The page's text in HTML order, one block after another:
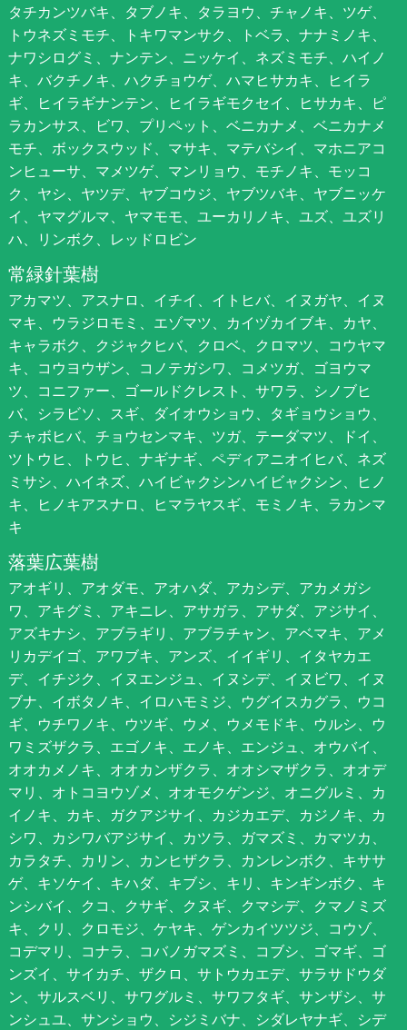
タチカンツバキ、タブノキ、タラヨウ、チャノキ、ツゲ、
トウネズミモチ、トキワマンサク、トベラ、ナナミノキ、
ナワシログミ、ナンテン、ニッケイ、ネズミモチ、ハイノ
キ、バクチノキ、ハクチョウゲ、ハマヒサカキ、ヒイラ
ギ、ヒイラギナンテン、ヒイラギモクセイ、ヒサカキ、ピ
ラカンサス、ビワ、プリペット、ベニカナメ、ベニカナメ
モチ、ボックスウッド、マサキ、マテバシイ、マホニアコ
ンヒューサ、マメツゲ、マンリョウ、モチノキ、モッコ
ク、ヤシ、ヤツデ、ヤブコウジ、ヤブツバキ、ヤブニッケ
イ、ヤマグルマ、ヤマモモ、ユーカリノキ、ユズ、ユズリ
ハ、リンボク、レッドロビン
常緑針葉樹
アカマツ、アスナロ、イチイ、イトヒバ、イヌガヤ、イヌ
マキ、ウラジロモミ、エゾマツ、カイヅカイブキ、カヤ、
キャラボク、クジャクヒバ、クロベ、クロマツ、コウヤマ
キ、コウヨウザン、コノテガシワ、コメツガ、ゴヨウマ
ツ、コニファー、ゴールドクレスト、サワラ、シノブヒ
バ、シラビソ、スギ、ダイオウショウ、タギョウショウ、
チャボヒバ、チョウセンマキ、ツガ、テーダマツ、ドイ、
ツトウヒ、トウヒ、ナギナギ、ペディアニオイヒバ、ネズ
ミサシ、ハイネズ、ハイビャクシンハイビャクシン、ヒノ
キ、ヒノキアスナロ、ヒマラヤスギ、モミノキ、ラカンマ
キ
落葉広葉樹
アオギリ、アオダモ、アオハダ、アカシデ、アカメガシ
ワ、アキグミ、アキニレ、アサガラ、アサダ、アジサイ、
アズキナシ、アブラギリ、アブラチャン、アベマキ、アメ
リカデイゴ、アワブキ、アンズ、イイギリ、イタヤカエ
デ、イチジク、イヌエンジュ、イヌシデ、イヌビワ、イヌ
ブナ、イボタノキ、イロハモミジ、ウグイスカグラ、ウコ
ギ、ウチワノキ、ウツギ、ウメ、ウメモドキ、ウルシ、ウ
ワミズザクラ、エゴノキ、エノキ、エンジュ、オウバイ、
オオカメノキ、オオカンザクラ、オオシマザクラ、オオデ
マリ、オトコヨウゾメ、オオモクゲンジ、オニグルミ、カ
イノキ、カキ、ガクアジサイ、カジカエデ、カジノキ、カ
シワ、カシワバアジサイ、カツラ、ガマズミ、カマツカ、
カラタチ、カリン、カンヒザクラ、カンレンボク、キササ
ゲ、キソケイ、キハダ、キブシ、キリ、キンギンボク、キ
ンシバイ、クコ、クサギ、クヌギ、クマシデ、クマノミズ
キ、クリ、クロモジ、ケヤキ、ゲンカイツツジ、コウゾ、
コデマリ、コナラ、コバノガマズミ、コブシ、ゴマギ、ゴ
ンズイ、サイカチ、ザクロ、サトウカエデ、サラサドウダ
ン、サルスベリ、サワグルミ、サワフタギ、サンザシ、サ
ンシュユ、サンショウ、シジミバナ、シダレヤナギ、シデ